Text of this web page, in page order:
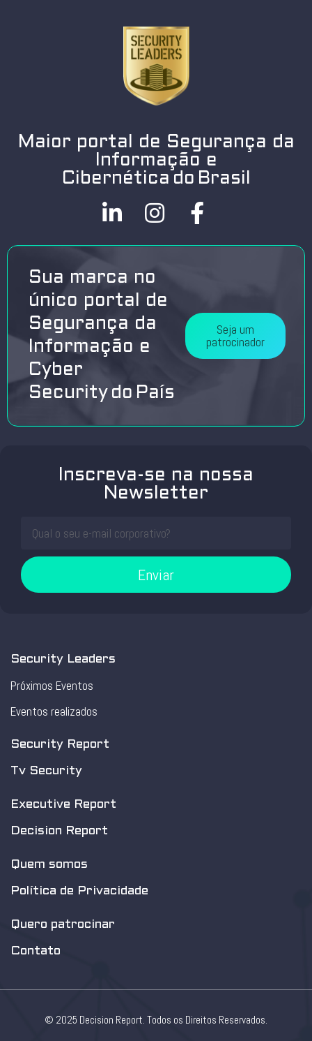
Maior portal de Segurança da
Informação e
Cibernética do Brasil
Sua marca no
único portal de
Segurança da
Informação e
Cyber
Security do País
Seja um
patrocinador
Inscreva-se na nossa
Newsletter
Enviar
Security Leaders
Próximos Eventos
Eventos realizados
Security Report
Tv Security
Executive Report
Decision Report
Quem somos
Política de Privacidade
Quero patrocinar
Contato
© 2025 Decision Report. Todos os Direitos Reservados.